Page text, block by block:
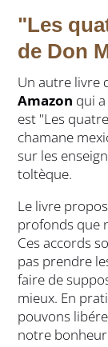
"Les
de Don
Un autre livre
Amazon qui
est "Les
chamane
sur les
toltèque.
Le livre
profonds que
Ces accords
pas prendre
faire de
mieux. En
pouvons
notre